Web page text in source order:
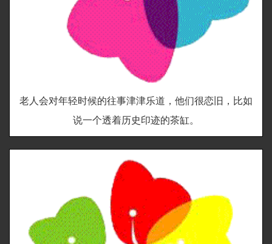
老人会对年轻时候的往事津津乐道，他们很恋旧，比如
说一个透着历史印迹的茶缸。